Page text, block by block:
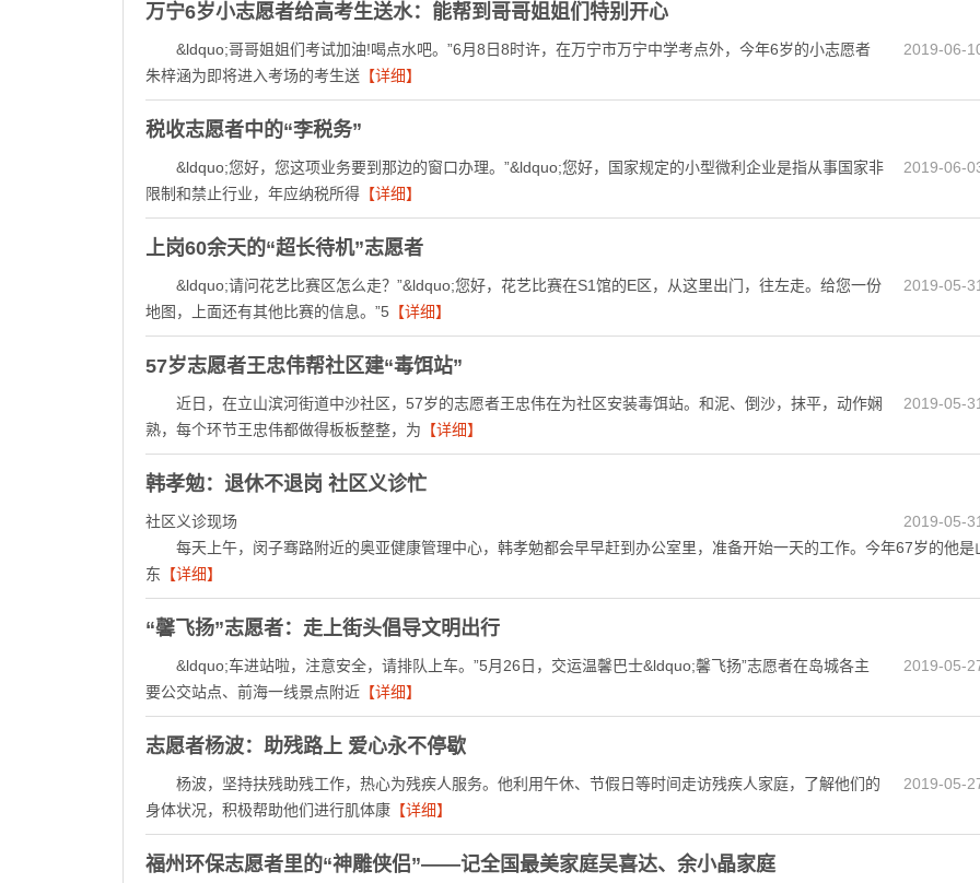
万宁6岁小志愿者给高考生送水：能帮到哥哥姐姐们特别开心
2019-06-
&ldquo;哥哥姐姐们考试加油!喝点水吧。”6月8日8时许，在万宁市万宁中学考点外，今年6岁的小志愿者
朱梓涵为即将进入考场的考生送 【详细】
税收志愿者中的“李税务”
2019-06-
&ldquo;您好，您这项业务要到那边的窗口办理。”&ldquo;您好，国家规定的小型微利企业是指从事国家非
限制和禁止行业，年应纳税所得 【详细】
上岗60余天的“超长待机”志愿者
2019-05-31
&ldquo;请问花艺比赛区怎么走？”&ldquo;您好，花艺比赛在S1馆的E区，从这里出门，往左走。给您一份
地图，上面还有其他比赛的信息。”5 【详细】
57岁志愿者王忠伟帮社区建“毒饵站”
2019-05-31
近日，在立山滨河街道中沙社区，57岁的志愿者王忠伟在为社区安装毒饵站。和泥、倒沙，抹平，动作娴
熟，每个环节王忠伟都做得板板整整，为 【详细】
韩孝勉：退休不退岗 社区义诊忙
2019-05-31
社区义诊现场
每天上午，闵子骞路附近的奥亚健康管理中心，韩孝勉都会早早赶到办公室里，准备开始一天的工作。今年67岁的他是
东 【详细】
“馨飞扬”志愿者：走上街头倡导文明出行
2019-05-
&ldquo;车进站啦，注意安全，请排队上车。”5月26日，交运温馨巴士&ldquo;馨飞扬”志愿者在岛城各主
要公交站点、前海一线景点附近 【详细】
志愿者杨波：助残路上 爱心永不停歇
2019-05-
杨波，坚持扶残助残工作，热心为残疾人服务。他利用午休、节假日等时间走访残疾人家庭，了解他们的
身体状况，积极帮助他们进行肌体康 【详细】
福州环保志愿者里的“神雕侠侣”——记全国最美家庭吴喜达、余小晶家庭